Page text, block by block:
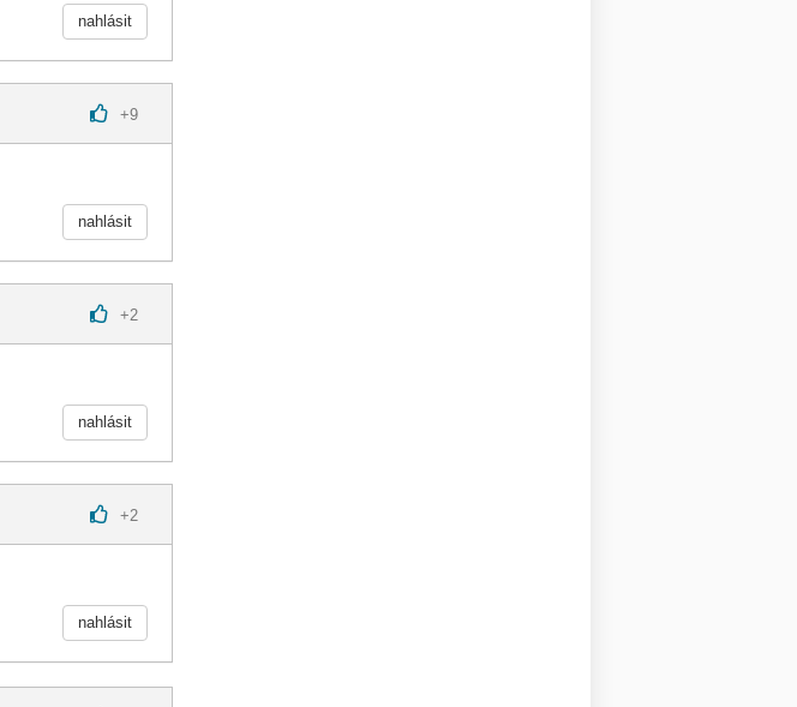
nahlásit
+9
nahlásit
+2
nahlásit
+2
nahlásit